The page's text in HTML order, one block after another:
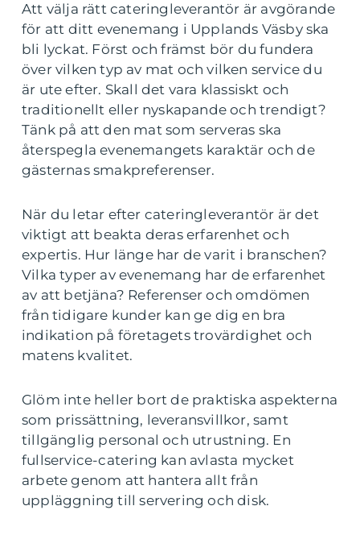
Att välja rätt cateringleverantör är avgörande
för att ditt evenemang i Upplands Väsby ska
bli lyckat. Först och främst bör du fundera
över vilken typ av mat och vilken service du
är ute efter. Skall det vara klassiskt och
traditionellt eller nyskapande och trendigt?
Tänk på att den mat som serveras ska
återspegla evenemangets karaktär och de
gästernas smakpreferenser.
När du letar efter cateringleverantör är det
viktigt att beakta deras erfarenhet och
expertis. Hur länge har de varit i branschen?
Vilka typer av evenemang har de erfarenhet
av att betjäna? Referenser och omdömen
från tidigare kunder kan ge dig en bra
indikation på företagets trovärdighet och
matens kvalitet.
Glöm inte heller bort de praktiska aspekterna
som prissättning, leveransvillkor, samt
tillgänglig personal och utrustning. En
fullservice-catering kan avlasta mycket
arbete genom att hantera allt från
uppläggning till servering och disk.